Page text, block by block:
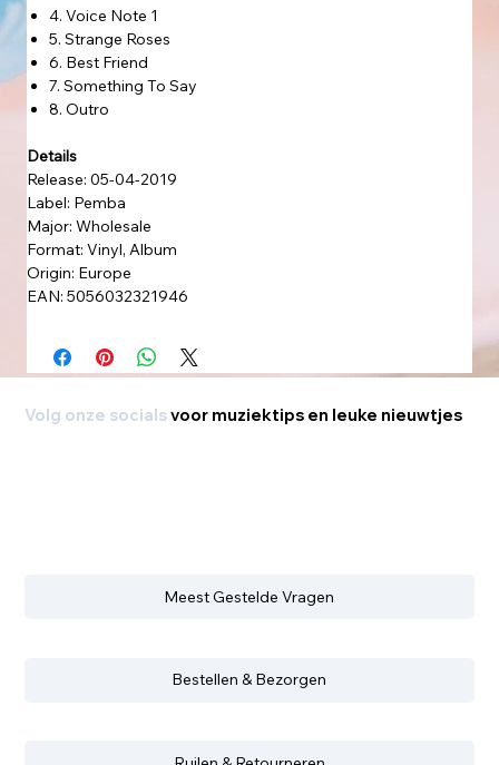
4. Voice Note 1
5. Strange Roses
6. Best Friend
7. Something To Say
8. Outro
Details
Release: 05-04-2019
Label: Pemba
Major: Wholesale
Format: Vinyl, Album
Origin: Europe
EAN: 5056032321946
Volg onze socialsvoor muziektips en leuke nieuwtjes
Meest Gestelde Vragen
Bestellen & Bezorgen